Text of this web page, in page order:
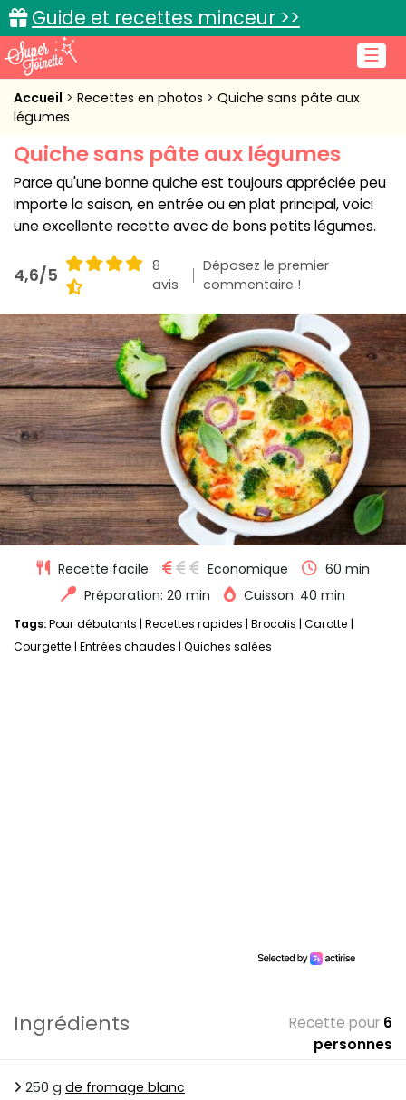
☰
Guide et recettes minceur >>
Accueil
Cuisine pratique
L'actu cuisine
Accueil Recettes en photos
Quiche sans pâte aux
légumes
Quiche sans pâte aux légumes
Parce qu'une bonne quiche est toujours appréciée peu
importe la saison, en entrée ou en plat principal, voici
une excellente recette avec de bons petits légumes.
4,6/5
8
avis
Déposez le premier
commentaire !
Recette facile Economique
60 min
Préparation: 20 min
Cuisson: 40 min
Tags:Pour débutants Recettes rapides Brocolis Carotte
Courgette Entrées chaudes Quiches salées
Ingrédients Recette pour 6
personnes
250 g de fromage blanc